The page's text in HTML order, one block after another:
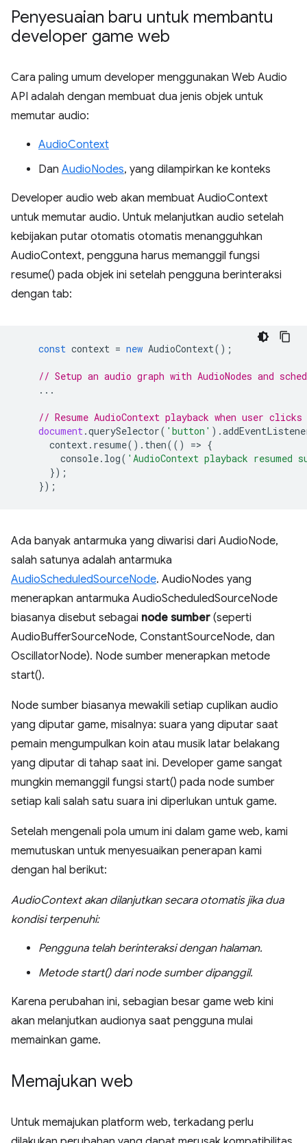
Penyesuaian baru untuk membantu
developer game web
Cara paling umum developer menggunakan Web Audio
API adalah dengan membuat dua jenis objek untuk
memutar audio:
AudioContext
Dan AudioNodes, yang dilampirkan ke konteks
Developer audio web akan membuat AudioContext
untuk memutar audio. Untuk melanjutkan audio setelah
kebijakan putar otomatis otomatis menangguhkan
AudioContext, pengguna harus memanggil fungsi
resume() pada objek ini setelah pengguna berinteraksi
dengan tab:
const context = new AudioContext();
// Setup an audio graph with AudioNodes and
...
// Resume AudioContext playback when user
document.querySelector( 'button' ).
context. resume(). then(() => {
console. log( 'AudioContext playback resumed
});
});
Ada banyak antarmuka yang diwarisi dari AudioNode,
salah satunya adalah antarmuka
AudioScheduledSourceNode. AudioNodes yang
menerapkan antarmuka AudioScheduledSourceNode
biasanya disebut sebagai node sumber (seperti
AudioBufferSourceNode, ConstantSourceNode, dan
OscillatorNode). Node sumber menerapkan metode
start().
Node sumber biasanya mewakili setiap cuplikan audio
yang diputar game, misalnya: suara yang diputar saat
pemain mengumpulkan koin atau musik latar belakang
yang diputar di tahap saat ini. Developer game sangat
mungkin memanggil fungsi start() pada node sumber
setiap kali salah satu suara ini diperlukan untuk game.
Setelah mengenali pola umum ini dalam game web, kami
memutuskan untuk menyesuaikan penerapan kami
dengan hal berikut:
AudioContext akan dilanjutkan secara otomatis jika dua
kondisi terpenuhi:
Pengguna telah berinteraksi dengan halaman.
Metode start() dari node sumber dipanggil.
Karena perubahan ini, sebagian besar game web kini
akan melanjutkan audionya saat pengguna mulai
memainkan game.
Memajukan web
Untuk memajukan platform web, terkadang perlu